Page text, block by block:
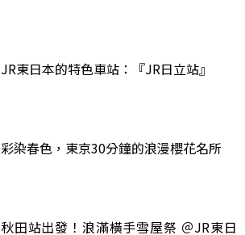
JR東日本的特色車站：『JR日立站』
彩染春色，東京30分鐘的浪漫櫻花名所
秋田站出發！浪滿橫手雪屋祭 ＠JR東日